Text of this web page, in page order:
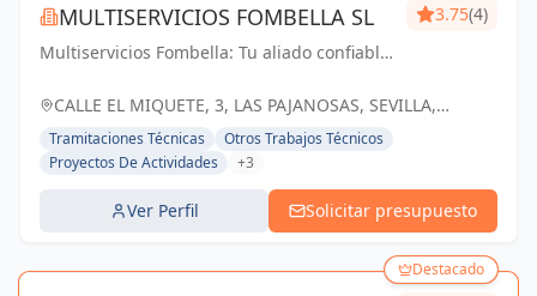
MULTISERVICIOS FOMBELLA SL
Multiservicios Fombella: Tu aliado confiable
soluciones sólidas para un futuro
3.75(4)
CALLE EL MIQUETE, 3, LAS PAJANOSAS, SEVILLA,
ESPAÑA, España
Tramitaciones Técnicas
Otros Trabajos Técnicos
Proyectos De Actividades
+3
Ver Perfil Solicitar presupuesto
Destacado